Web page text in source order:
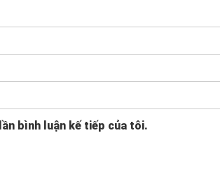
bình luận kế tiếp của tôi.